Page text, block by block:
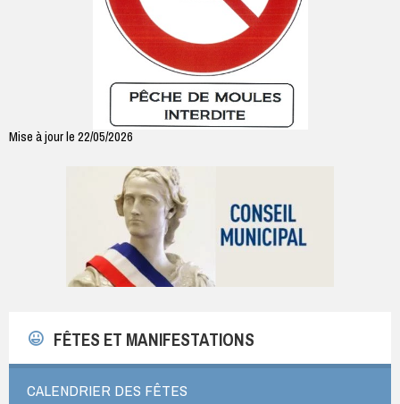
Mise à jour le 22/05/2026
FÊTES ET MANIFESTATIONS
CALENDRIER DES FÊTES